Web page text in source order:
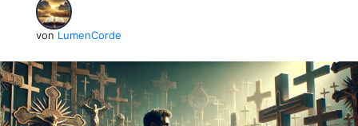
von LumenCorde